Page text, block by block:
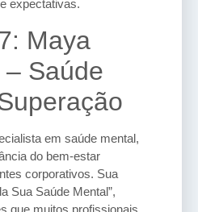
expectativas.
Maya
Saúde
em saúde mental,
do bem-estar
corporativos. Sua
Sua Saúde Mental”,
que muitos profissionais